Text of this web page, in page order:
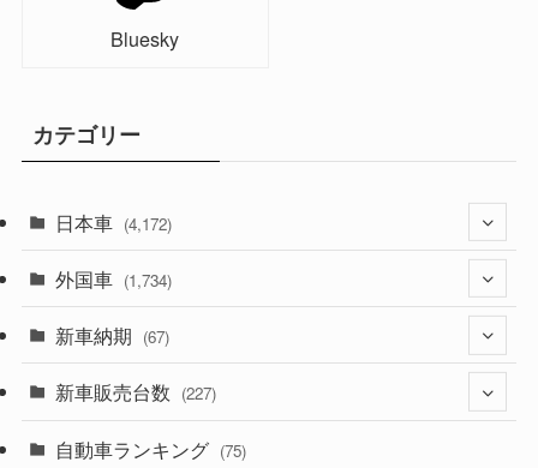
Bluesky
カテゴリー
日本車 (4,172)
(1,321)
(329)
(525)
外国車 (1,734)
(242)
新車納期 (67)
(28)
(8)
新車販売台数 (227)
(21)
自動車ランキング (75)